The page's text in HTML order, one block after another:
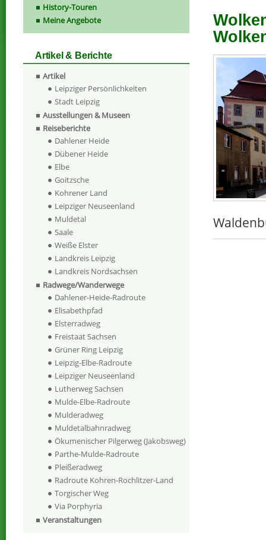
History-Touren
Meine Angebote
Artikel & Berichte
Artikel
Leipziger Persönlichkeiten
Stadt Leipzig
Ausstellungen & Museen
Reiseberichte
Dahlener Heide
Dübener Heide
Elbe
Goitzsche
Kohrener Land
Leipziger Neuseenland
Muldetal
Saale
Weiße Elster
Landkreis Leipzig
Landkreis Nordsachsen
Radwege/Wanderwege
Dahlener-Heide-Radroute
Elisabethpfad
Elsterradweg
Freistaat Sachsen
Grüner Ring Leipzig
Leipzig-Elbe-Radroute
Leipziger Neuseenland
Lutherweg Sachsen
Mulde-Elbe-Radroute
Mulderadweg
Muldetalbahnradweg
Ökumenischer Pilgerweg (Jakobsweg)
Parthe-Mulde-Radroute
Pleißeradweg
Radroute Kohren-Rochlitzer-Land
Torgischer Weg
Via Porphyria
Veranstaltungen